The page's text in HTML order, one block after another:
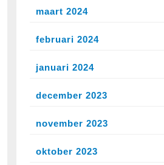
maart 2024
februari 2024
januari 2024
december 2023
november 2023
oktober 2023